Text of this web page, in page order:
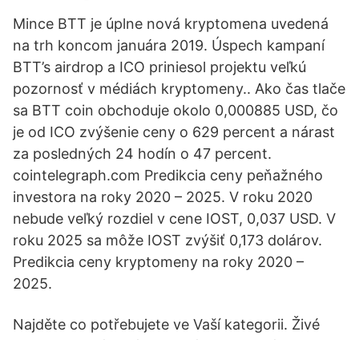
Mince BTT je úplne nová kryptomena uvedená
na trh koncom januára 2019. Úspech kampaní
BTT’s airdrop a ICO priniesol projektu veľkú
pozornosť v médiách kryptomeny.. Ako čas tlače
sa BTT coin obchoduje okolo 0,000885 USD, čo
je od ICO zvýšenie ceny o 629 percent a nárast
za posledných 24 hodín o 47 percent.
cointelegraph.com Predikcia ceny peňažného
investora na roky 2020 – 2025. V roku 2020
nebude veľký rozdiel v cene IOST, 0,037 USD. V
roku 2025 sa môže IOST zvýšiť 0,173 dolárov.
Predikcia ceny kryptomeny na roky 2020 –
2025.
Najděte co potřebujete ve Vaší kategorii. Živé